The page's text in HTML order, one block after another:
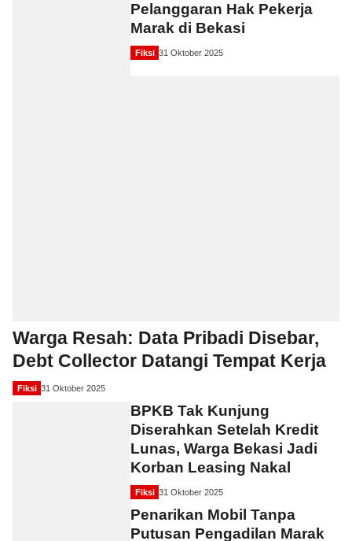
Pelanggaran Hak Pekerja
Marak di Bekasi
Fiksi 31 Oktober 2025
Warga Resah: Data Pribadi Disebar,
Debt Collector Datangi Tempat Kerja
Fiksi 31 Oktober 2025
BPKB Tak Kunjung
Diserahkan Setelah Kredit
Lunas, Warga Bekasi Jadi
Korban Leasing Nakal
Fiksi 31 Oktober 2025
Penarikan Mobil Tanpa
Putusan Pengadilan Marak